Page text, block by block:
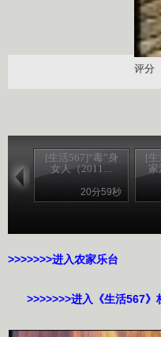
评分
[生活567]“毒”身
女人（2011....
20分59秒
[生
家
>>>>>>>进入农家乐台
>>>>>>>进入《生活567》